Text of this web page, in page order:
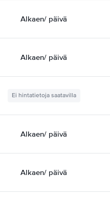
Alkaen/ päivä
Alkaen/ päivä
Ei hintatietoja saatavilla
Alkaen/ päivä
Alkaen/ päivä